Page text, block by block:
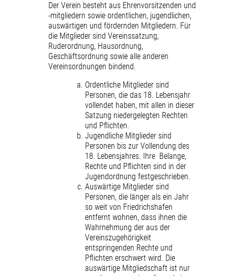
Der Verein besteht aus Ehrenvorsitzenden und
-mitgliedern sowie ordentlichen, jugendlichen,
auswärtigen und fördernden Mitgliedern. Für
die Mitglieder sind Vereinssatzung,
Ruderordnung, Hausordnung,
Geschäftsordnung sowie alle anderen
Vereinsordnungen bindend.
Ordentliche Mitglieder sind
Personen, die das 18. Lebensjahr
vollendet haben, mit allen in dieser
Satzung niedergelegten Rechten
und Pflichten.
Jugendliche Mitglieder sind
Personen bis zur Vollendung des
18. Lebensjahres. Ihre Belange,
Rechte und Pflichten sind in der
Jugendordnung festgeschrieben.
Auswärtige Mitglieder sind
Personen, die länger als ein Jahr
so weit von Friedrichshafen
entfernt wohnen, dass ihnen die
Wahrnehmung der aus der
Vereinszugehörigkeit
entspringenden Rechte und
Pflichten erschwert wird. Die
auswärtige Mitgliedschaft ist nur